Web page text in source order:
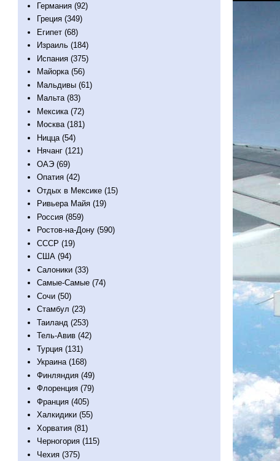
Германия (92)
Греция (349)
Египет (68)
Израиль (184)
Испания (375)
Майорка (56)
Мальдивы (61)
Мальта (83)
Мексика (72)
Москва (181)
Ницца (54)
Нячанг (121)
ОАЭ (69)
Опатия (42)
Отдых в Мексике (15)
Ривьера Майя (19)
Россия (859)
Ростов-на-Дону (590)
СССР (19)
США (94)
Салоники (33)
Самые-Самые (74)
Сочи (50)
Стамбул (23)
Таиланд (253)
Тель-Авив (42)
Турция (131)
Украина (168)
Финляндия (49)
Флоренция (79)
Франция (405)
Халкидики (55)
Хорватия (81)
Черногория (115)
Чехия (375)